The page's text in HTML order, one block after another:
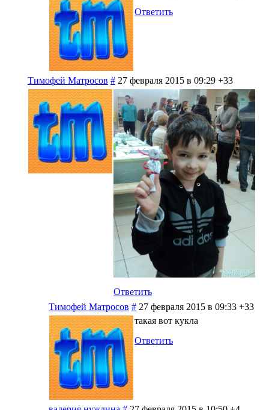
Ответить
Тимофей Матросов # 27 февраля 2015 в 09:29 +33
Ответить
Тимофей Матросов # 27 февраля 2015 в 09:33 +33
такая вот кукла
Ответить